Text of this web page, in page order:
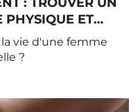
PHYSIQUE ET
vie d'une femme
?